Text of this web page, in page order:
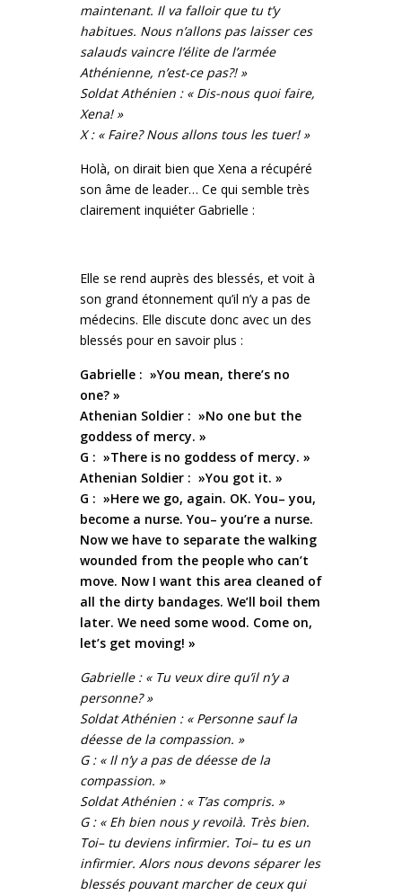
maintenant. Il va falloir que tu t’y
habitues. Nous n’allons pas laisser ces
salauds vaincre l’élite de l’armée
Athénienne, n’est-ce pas?! »
Soldat Athénien : « Dis-nous quoi faire,
Xena! »
X : « Faire? Nous allons tous les tuer! »
Holà, on dirait bien que Xena a récupéré
son âme de leader… Ce qui semble très
clairement inquiéter Gabrielle :
Elle se rend auprès des blessés, et voit à
son grand étonnement qu’il n’y a pas de
médecins. Elle discute donc avec un des
blessés pour en savoir plus :
Gabrielle : »You mean, there’s no
one? »
Athenian Soldier : »No one but the
goddess of mercy. »
G : »There is no goddess of mercy. »
Athenian Soldier : »You got it. »
G : »Here we go, again. OK. You– you,
become a nurse. You– you’re a nurse.
Now we have to separate the walking
wounded from the people who can’t
move. Now I want this area cleaned of
all the dirty bandages. We’ll boil them
later. We need some wood. Come on,
let’s get moving! »
Gabrielle : « Tu veux dire qu’il n’y a
personne? »
Soldat Athénien : « Personne sauf la
déesse de la compassion. »
G : « Il n’y a pas de déesse de la
compassion. »
Soldat Athénien : « T’as compris. »
G : « Eh bien nous y revoilà. Très bien.
Toi– tu deviens infirmier. Toi– tu es un
infirmier. Alors nous devons séparer les
blessés pouvant marcher de ceux qui